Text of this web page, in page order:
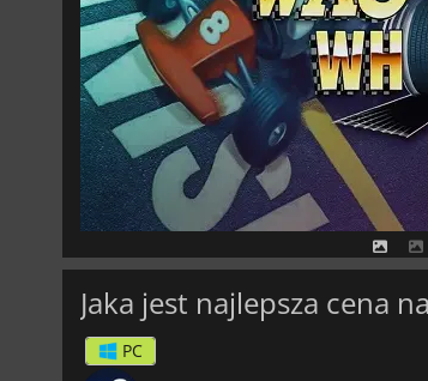
Jaka jest najlepsza cena
PC